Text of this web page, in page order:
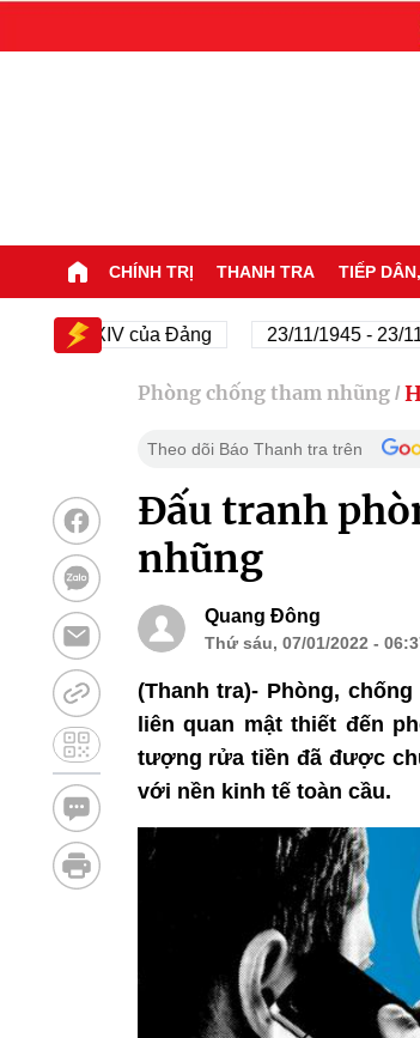
CHÍNH TRỊ THANH TRA TIẾP
hội XIV của Đảng 23/11/1945 - 23/11/
Phòng chống tham nhũng /
Theo dõi Báo Thanh tra trên
Đấu tranh
nhũng
Quang Đông
Thứ sáu, 07/01/2022 -
(Thanh tra)- Phòng,
liên quan mật thiết đến
tượng rửa tiền đã được
với nền kinh tế toàn cầu.